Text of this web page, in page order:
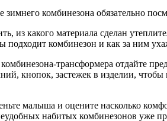
комбинезона обязательно
из какого материала сделан
подходит комбинезон и как за ним
трансформера отдайте
кнопок, застежек в изделии,
малыша и оцените насколько
набитых комбинезонов уже